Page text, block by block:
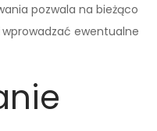
pozwala na bieżąco
ewentualne